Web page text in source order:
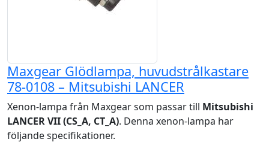
Maxgear Glödlampa, huvudstrålkastare
78-0108 – Mitsubishi LANCER
Xenon-lampa från Maxgear som passar till Mitsubishi
LANCER VII (CS_A, CT_A). Denna xenon-lampa har
följande specifikationer.